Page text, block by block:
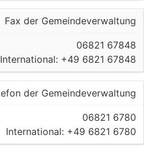
Fax der Gemeindeverwaltung
06821 67848
International: +49 6821 67848
der Gemeindeverwaltung
06821 6780
International: +49 6821 6780